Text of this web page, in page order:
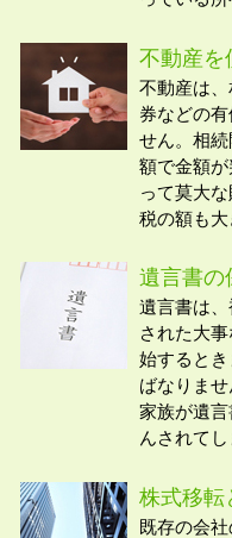
不動産を
不動産は
券などの
せん。相
額で金額
って莫大
税の額も
遺言書の
遺言書は
された大
始すると
ばなりませ
家族が遺
んされて
株式移転
既存の会